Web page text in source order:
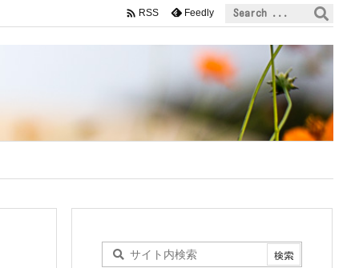
luxeritas/inc/description.phpon line150
 RSS Feedly